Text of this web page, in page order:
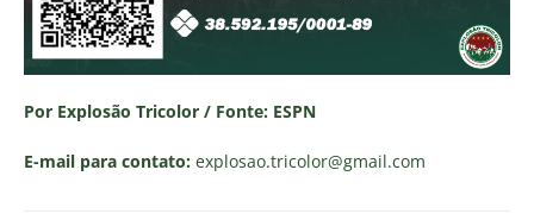
Por Explosão Tricolor / Fonte: ESPN
E-mail para contato: explosao.tricolor@gmail.com